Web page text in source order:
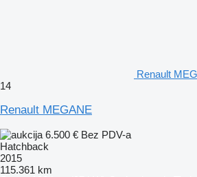
Renault
14
Renault MEGANE
6.500 € Bez PDV-a
Hatchback
2015
115.361 km